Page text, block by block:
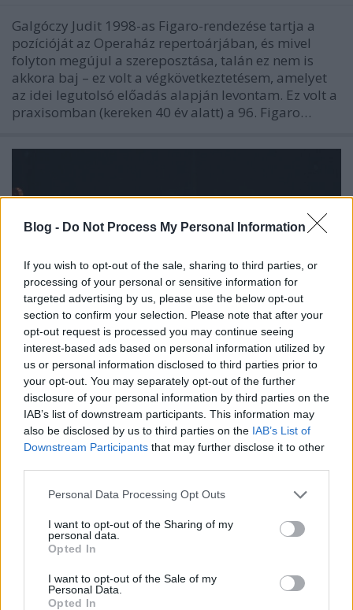
Blog - Do Not Process My Personal Information
If you wish to opt-out of the sale, sharing to third parties, or
processing of your personal or sensitive information for
targeted advertising by us, please use the below opt-out
section to confirm your selection. Please note that after your
opt-out request is processed you may continue seeing
interest-based ads based on personal information utilized by
us or personal information disclosed to third parties prior to
your opt-out. You may separately opt-out of the further
disclosure of your personal information by third parties on the
IAB’s list of downstream participants. This information may
also be disclosed by us to third parties on the IAB’s List of
Downstream Participants that may further disclose it to other
Please note that this website/app uses one or more Google
not limited to your visit or usage behaviour. You may click to
grant or deny consent to Google and its third-party tags to
use your data for below specified purposes in below Google
consent section.
Personal Data Processing Opt Outs
I want to opt-out of the Sharing of my
personal data.
Opted In
I want to opt-out of the Sale of my
Personal Data.
Opted In
Galgóczy Judit 1998-as Figaro-rendezése tartja a
pozícióját az Operaház repertoárjában, és mivel
folyton megújul a szereposztása, talán ez nem is
akkora baj – ez volt a végkövetkeztetésem, amelyet
az idei legutolsó előadás alapján levontam. Ez volt a
praxisomban (kereken 40 év alatt) a 96. Figaro…
"Herceg van, fehér ló nincs" -
Kékszakállú a Magyar Zene Házában,
kamaraváltozat – 2025.11. 08.
Aki követi ezt a blogot, nem gondolhatta komolyan,
hogy kihagyom azt a különleges alkalmat, amikor
két énekesem, Cser Krisztián és Mester Viktória
először együtt elénekli a Kékszakállút. Mindkettőjük
pályáját közel húsz éve szorosan követem, ez az
opera meg velem van negyven éve. (Azért néhányan…